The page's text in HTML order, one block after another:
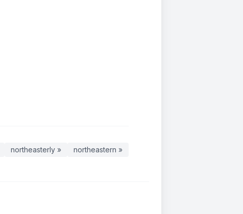
northeasterly » northeastern »